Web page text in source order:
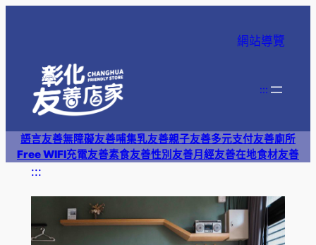
網站導覽
:::
語言友善無障礙友善哺集乳友善親子友善多元支付友善廁所
Free WIFI充電友善素食友善性別友善月經友善在地食材友善
:::